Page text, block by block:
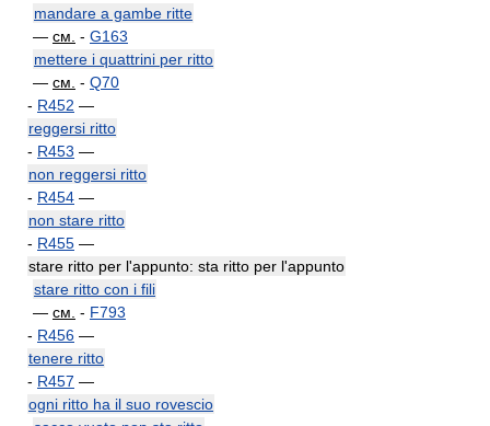
mandare a gambe ritte
— см. - G163
mettere i quattrini per ritto
— см. - Q70
- R452 —
reggersi ritto
- R453 —
non reggersi ritto
- R454 —
non stare ritto
- R455 —
stare ritto per l'appunto: sta ritto per l'appunto
stare ritto con i fili
— см. - F793
- R456 —
tenere ritto
- R457 —
ogni ritto ha il suo rovescio